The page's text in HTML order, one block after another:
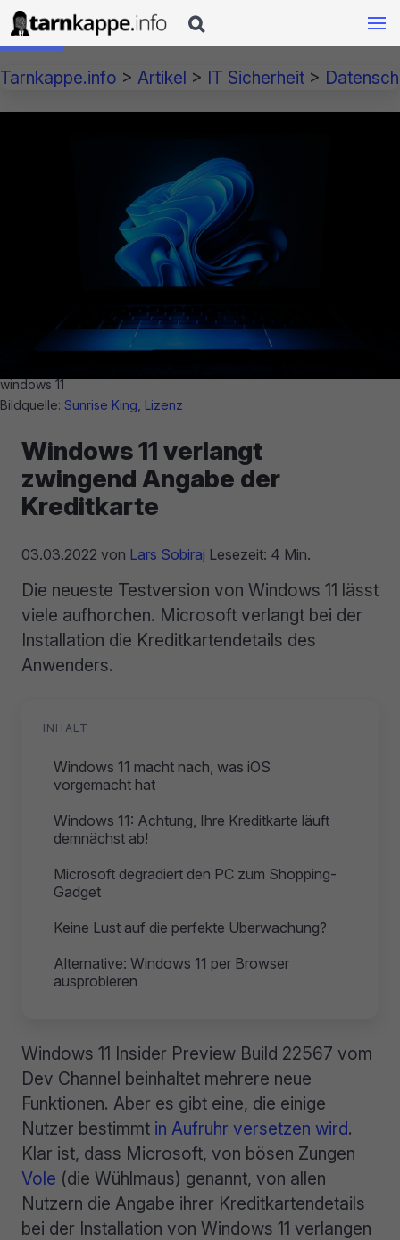

Tarnkappe.info > Artikel > IT Sicherheit >
windows 11
Bildquelle: Sunrise King Lizenz
Windows 11 verlangt
zwingend Angabe der
Kreditkarte
03.03.2022 von Lars Sobiraj Lesezeit: 4 Min.
Die neueste Testversion von Windows 11 lässt
viele aufhorchen. Microsoft verlangt bei der
Installation die Kreditkartendetails des
Anwenders.
INHALT
Windows 11 macht nach, was iOS
vorgemacht hat
Windows 11: Achtung, Ihre Kreditkarte läuft
demnächst ab!
Microsoft degradiert den PC zum Shopping-
Gadget
Keine Lust auf die perfekte Überwachung?
Alternative: Windows 11 per Browser
ausprobieren
Windows 11 Insider Preview Build 22567 vom
Dev Channel beinhaltet mehrere neue
Funktionen. Aber es gibt eine, die einige
Nutzer bestimmt in Aufruhr versetzen wird.
Klar ist, dass Microsoft, von bösen Zungen
Vole (die Wühlmaus) genannt, von allen
Nutzern die Angabe ihrer Kreditkartendetails
bei der Installation von Windows 11 verlangen